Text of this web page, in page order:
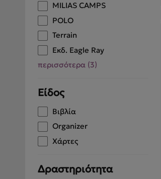
ΠΕΖΟΠΟΡΙΑ
CAMPING
ΣΑΚΙΔΙΑ - ΤΣΑΝΤΕΣ
BACK2SCHOOL
ΠΕΡΙΣΣΟΤΕΡΑ +
BRANDS
ΕΥΚΑΙΡΙΕΣ
MILIAS CAMPS
POLO
Terrain
Εκδ. Eagle Ray
περισσότερα (3)
Είδος
Βιβλία
Οrganizer
Χάρτες
Δραστηριότητα